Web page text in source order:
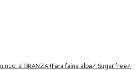
nuci si BRANZA (Fara faina alba/ Sugar free/